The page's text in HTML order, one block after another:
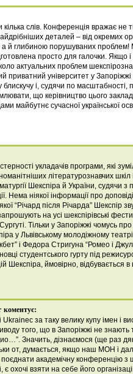
слів. Конференція вражає не
деталей – від окремих
а й глибиною порушуваних
просто для галочки. Якщо
актуальних проблем
приватний університет у
блискучу і, судячи по масштабності,
що керівництво цього
майбутнє сучасної української
укладачів програми, які
літературознавчих шкіл
Шекспіра й України, судячи
Нема ніякої інформації про
“Річард після Річарда” Шекспір
на усі шекспірівські
Сургуті. Тільки у Запоріжжі чомусь
у Львівському молодіжному
і Федора Стригуна “Ромео і
студентського гурту під
Шекспіра, ймовірно, відбувається в
коментує:
за таку велику купу імен і
того, що в Запоріжжі не знають
Значить, дізнаємося (ще раз
от, думається, якщо наш МОН і
поєднати академічну конференцію з
охочі взяти на себе його